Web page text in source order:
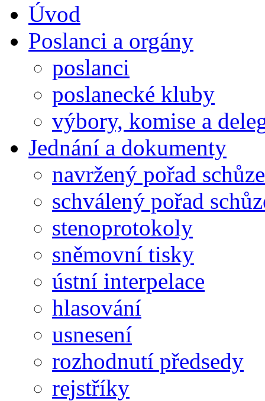
Úvod
Poslanci a orgány
poslanci
poslanecké kluby
výbory, komise a
Jednání a dokumenty
navržený pořad schůze
schválený pořad
stenoprotokoly
sněmovní tisky
ústní interpelace
hlasování
usnesení
rozhodnutí předsedy
rejstříky